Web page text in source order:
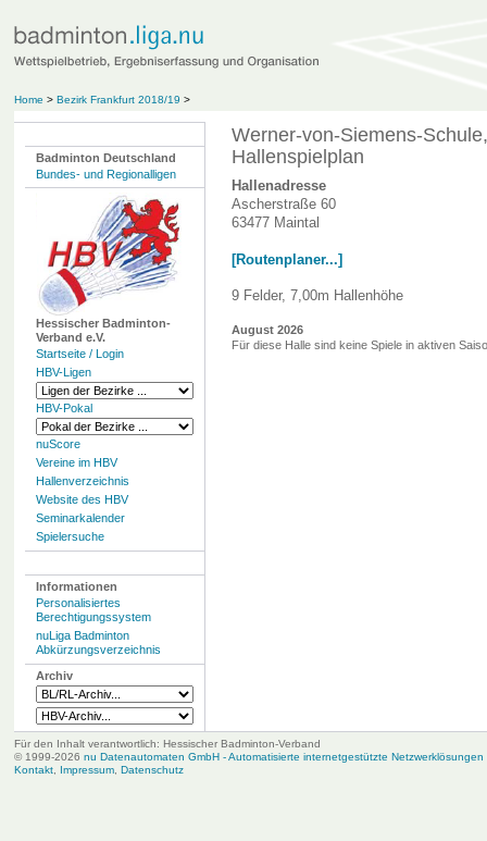
Home > Bezirk Frankfurt 2018/19 >
Badminton Deutschland
Bundes- und Regionalligen
Hessischer Badminton-
Verband e.V.
Startseite / Login
HBV-Ligen
HBV-Pokal
nuScore
Vereine im HBV
Hallenverzeichnis
Website des HBV
Seminarkalender
Spielersuche
Informationen
Personalisiertes
Berechtigungssystem
nuLiga Badminton
Abkürzungsverzeichnis
Archiv
Werner-von-Siemens-
Hallenspielplan
Hallenadresse
Ascherstraße 60
63477 Maintal
[Routenplaner...]
9 Felder, 7,00m Hallenhöhe
August 2026
Für diese Halle sind keine Spiele in aktiven
Für den Inhalt verantwortlich: Hessischer Badminton-Verband
© 1999-2026 nu Datenautomaten GmbH - Automatisierte internetgestützte Netzwerklösungen
Kontakt, Impressum, Datenschutz